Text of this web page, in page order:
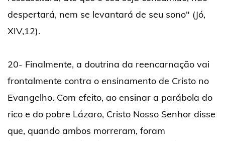
despertará, nem se levantará de seu sono" (Jó,
XIV,12).
20- Finalmente, a doutrina da reencarnação vai
frontalmente contra o ensinamento de Cristo no
Evangelho. Com efeito, ao ensinar a parábola do
rico e do pobre Lázaro, Cristo Nosso Senhor disse
que, quando ambos morreram, foram